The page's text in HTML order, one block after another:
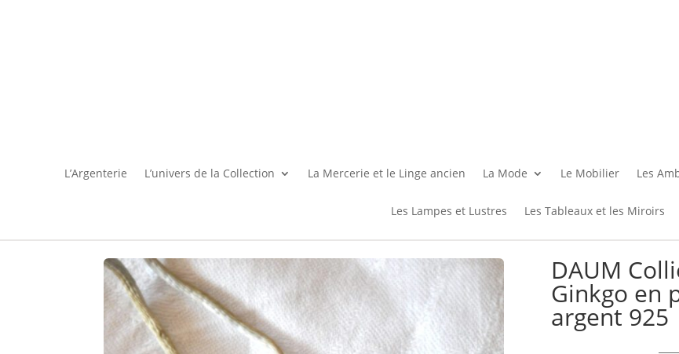
L’Argenterie L’univers de la Collection La Mercerie et le Linge ancien La Mode Le Mobilier Les
Les Lampes et Lustres Les Tableaux et les Miroirs
DAUM
Ginkgo en
argent 925